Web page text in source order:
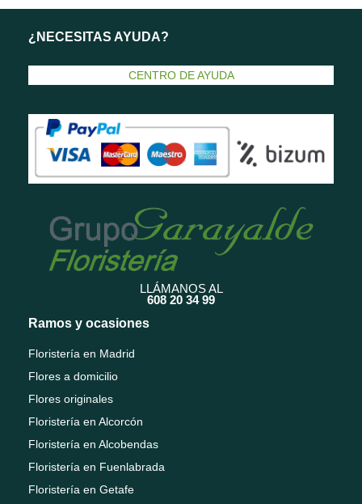
¿NECESITAS AYUDA?
CENTRO DE AYUDA
LLÁMANOS AL
608 20 34 99
Ramos y ocasiones
Floristería en Madrid
Flores a domicilio
Flores originales
Floristería en Alcorcón
Floristería en Alcobendas
Floristería en Fuenlabrada
Floristería en Getafe